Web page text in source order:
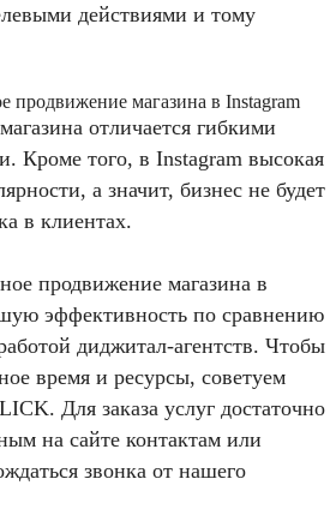
действиями и тому
продвижение магазина в Instagram
отличается гибкими
Кроме того, в Instagram высокая
а значит, бизнес не будет
в клиентах.
продвижение магазина в
эффективность по сравнению
диджитал-агентств. Чтобы
время и ресурсы, советуем
Для заказа услуг достаточно
на сайте контактам или
звонка от нашего